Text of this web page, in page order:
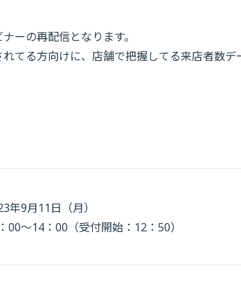
ーの再配信となります。
てる方向けに、店舗で把握してる来店者数
年9月11日（月）
00～14：00（受付開始：12：50）